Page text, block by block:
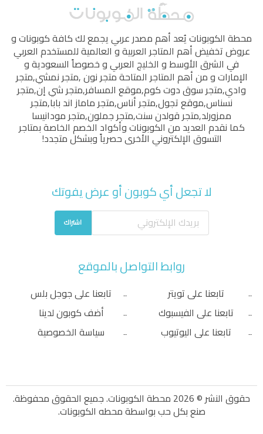
محطة الكوبوناتيُعد أهم مصدر عربي يجمع لك كافة كوبونات و
عروض تخفيض أهم المتاجر العربية و العالمية للمستخدم العربي
في الشرق الأوسط و الخليج العربي و خصوصاً السعودية و
الإمارات و من أهم المتاجر المتاحةمتجر نون,متجر نمشي,متجر
وادي,متجر سوق دوت كوم,موقع المسافر,متجر شي إن,متجر
نسناس,موقع تجول,متجر أناس,متجر ماماز اند بابا,متجر
ممزورلد,متجر قولدن سنت,متجر جملون,متجر مودانيسا
كما نقدم العديد من الكوبونات وأكواد الخصم الخاصة بمتاجر
التسوق الإلكتروني الأخرى حصرياً وبشكل متجدد!
لا تجعل أي كوبون أو عرض يفوتك
اشتراك
روابط التواصل بالموقع
تابعنا على تويتر
تابعنا على الفيسبوك
تابعنا على اليوتيوب
تابعنا على جوجل بلس
أضف كوبون لدينا
سياسة الخصوصية
حقوق النشر © 2026 محطة الكوبونات. جميع الحقوق محفوظة.
صنع بكل حب بواسطةمحطه الكوبونات.